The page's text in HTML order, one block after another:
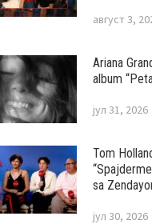
август 3,
Ariana
album
јул 31, 2026
Tom
sa
јул 30, 2026